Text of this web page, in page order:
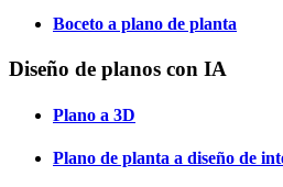
Boceto a plano de planta
Diseño de planos con IA
Plano a 3D
Plano de planta a diseño de